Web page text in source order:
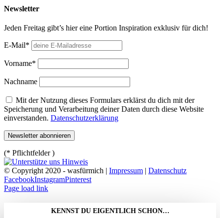
Newsletter
Jeden Freitag gibt’s hier eine Portion Inspiration exklusiv für dich!
E-Mail*
Vorname*
Nachname
Mit der Nutzung dieses Formulars erklärst du dich mit der
Speicherung und Verarbeitung deiner Daten durch diese Website
einverstanden. Datenschutzerklärung
(* Pflichtfelder )
© Copyright 2020 - wasfürmich | Impressum | Datenschutz
FacebookInstagramPinterest
Page load link
KENNST DU EIGENTLICH SCHON…